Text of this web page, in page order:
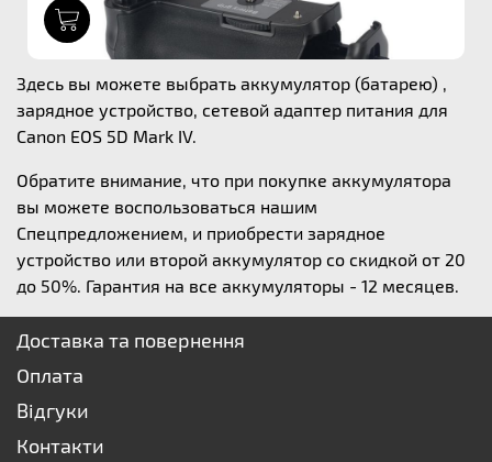
Здесь вы можете выбрать аккумулятор (батарею) ,
зарядное устройство, сетевой адаптер питания для
Canon EOS 5D Mark IV.
Обратите внимание, что при покупке аккумулятора
вы можете воспользоваться нашим
Спецпредложением, и приобрести зарядное
устройство или второй аккумулятор со скидкой от 20
до 50%. Гарантия на все аккумуляторы - 12 месяцев.
Доставка та повернення
Оплата
Відгуки
Контакти